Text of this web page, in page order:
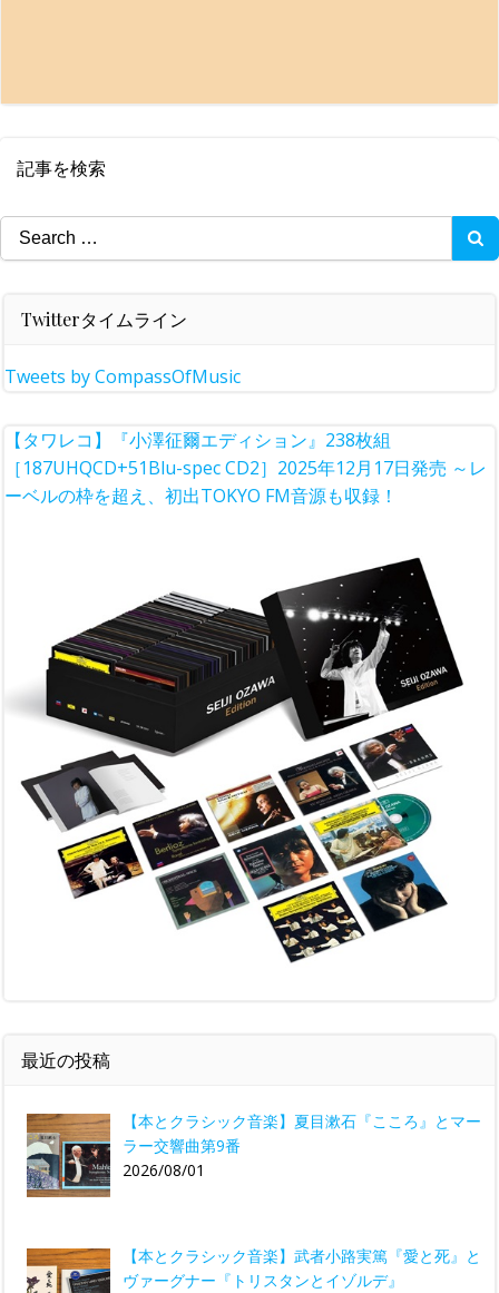
記事を検索
Search
for:
Twitterタイムライン
Tweets by CompassOfMusic
【タワレコ】『小澤征爾エディション』238枚組
［187UHQCD+51Blu-spec CD2］2025年12月17日発売 ～レ
ーベルの枠を超え、初出TOKYO FM音源も収録！
最近の投稿
【本とクラシック音楽】夏目漱石『こころ』とマー
ラー交響曲第9番
2026/08/01
【本とクラシック音楽】武者小路実篤『愛と死』と
ヴァーグナー『トリスタンとイゾルデ』